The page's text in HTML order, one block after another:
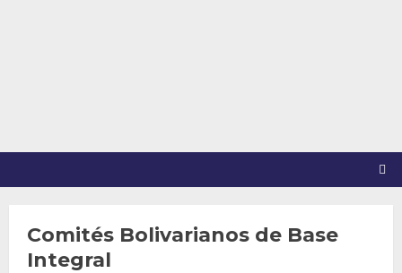
Comités Bolivarianos de Base
Integral